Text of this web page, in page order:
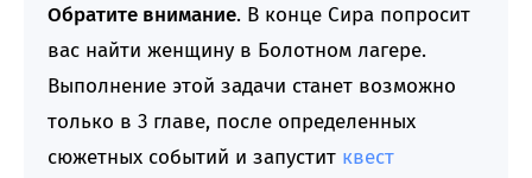
Обратите внимание. В конце Сира попросит
вас найти женщину в Болотном лагере.
Выполнение этой задачи станет возможно
только в 3 главе, после определенных
сюжетных событий и запустит квест